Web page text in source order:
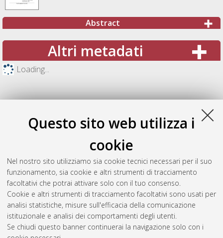
Questo sito web utilizza i
cookie
Nel nostro sito utilizziamo sia cookie tecnici necessari per il suo
funzionamento, sia cookie e altri strumenti di tracciamento
facoltativi che potrai attivare solo con il tuo consenso.
Cookie e altri strumenti di tracciamento facoltativi sono usati per
analisi statistiche, misure sull'efficacia della comunicazione
istituzionale e analisi dei comportamenti degli utenti.
Se chiudi questo banner continuerai la navigazione solo con i
Abstract
Altri metadati
Loading...
Gestione del documento: